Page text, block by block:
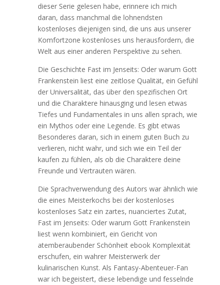
dieser Serie gelesen habe, erinnere ich mich
daran, dass manchmal die lohnendsten
kostenloses diejenigen sind, die uns aus unserer
Komfortzone kostenloses uns herausfordern, die
Welt aus einer anderen Perspektive zu sehen.
Die Geschichte Fast im Jenseits: Oder warum Gott
Frankenstein liest eine zeitlose Qualität, ein Gefühl
der Universalität, das über den spezifischen Ort
und die Charaktere hinausging und lesen etwas
Tiefes und Fundamentales in uns allen sprach, wie
ein Mythos oder eine Legende. Es gibt etwas
Besonderes daran, sich in einem guten Buch zu
verlieren, nicht wahr, und sich wie ein Teil der
kaufen zu fühlen, als ob die Charaktere deine
Freunde und Vertrauten wären.
Die Sprachverwendung des Autors war ähnlich wie
die eines Meisterkochs bei der kostenloses
kostenloses Satz ein zartes, nuanciertes Zutat,
Fast im Jenseits: Oder warum Gott Frankenstein
liest wenn kombiniert, ein Gericht von
atemberaubender Schönheit ebook Komplexität
erschufen, ein wahrer Meisterwerk der
kulinarischen Kunst. Als Fantasy-Abenteuer-Fan
war ich begeistert, diese lebendige und fesselnde